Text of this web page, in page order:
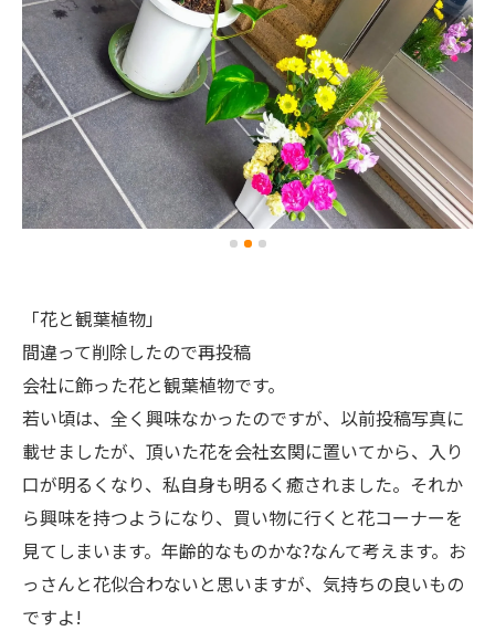
「花と観葉植物」
間違って削除したので再投稿
会社に飾った花と観葉植物です。
若い頃は、全く興味なかったのですが、以前投稿写真に
載せましたが、頂いた花を会社玄関に置いてから、入り
口が明るくなり、私自身も明るく癒されました。それか
ら興味を持つようになり、買い物に行くと花コーナーを
見てしまいます。年齢的なものかな?なんて考えます。お
っさんと花似合わないと思いますが、気持ちの良いもの
ですよ!